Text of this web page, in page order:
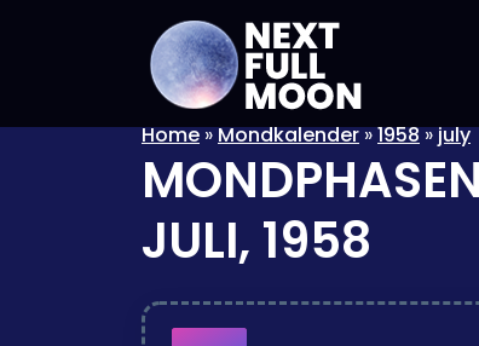
Home»Mondkalender»1958»july
JULI, 1958